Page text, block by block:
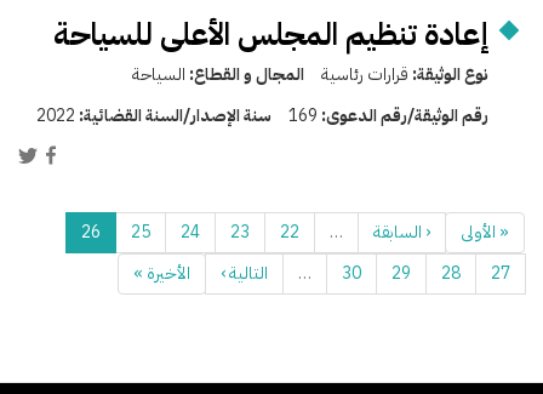
إعادة تنظيم المجلس الأعلى للسياحة
نوع الوثيقة: قرارات رئاسية المجال و القطاع: السياحة
رقم الوثيقة/رقم الدعوى: 169 سنة الإصدار/السنة القضائية: 2022
« الأولى ‹ السابقة …
22
23
24
25
26
27
28
29
30
… التالية › الأخيرة »